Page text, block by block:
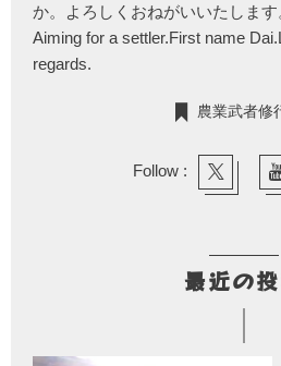
か。よろしくおねがいいたします
Aiming for a settler.First name
regards.
農業武者修
Follow :
最近の